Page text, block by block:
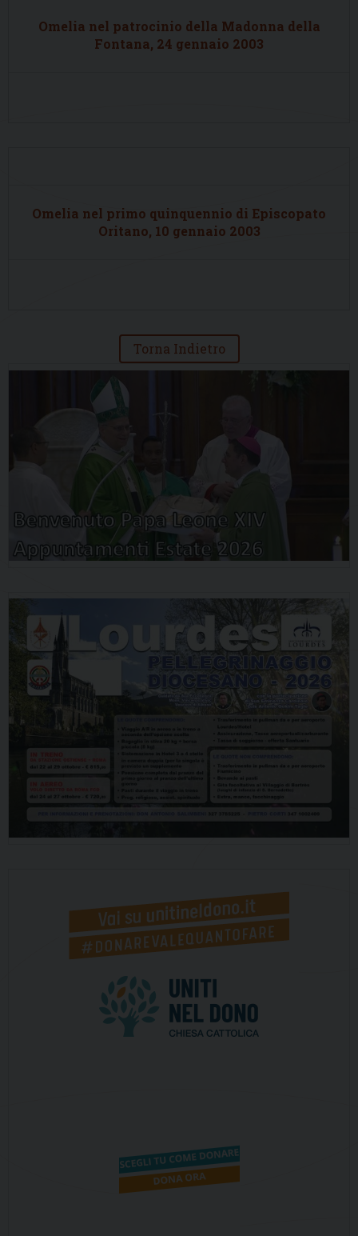
Omelia nel patrocinio della Madonna della
Fontana, 24 gennaio 2003
Omelia nel primo quinquennio di Episcopato
Oritano, 10 gennaio 2003
Torna Indietro